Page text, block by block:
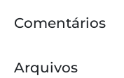
Comentários
Arquivos